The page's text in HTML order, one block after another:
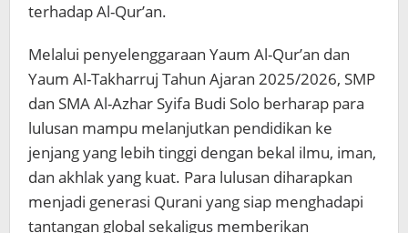
terhadap Al-Qur’an.
Melalui penyelenggaraan Yaum Al-Qur’an dan
Yaum Al-Takharruj Tahun Ajaran 2025/2026, SMP
dan SMA Al-Azhar Syifa Budi Solo berharap para
lulusan mampu melanjutkan pendidikan ke
jenjang yang lebih tinggi dengan bekal ilmu, iman,
dan akhlak yang kuat. Para lulusan diharapkan
menjadi generasi Qurani yang siap menghadapi
tantangan global sekaligus memberikan